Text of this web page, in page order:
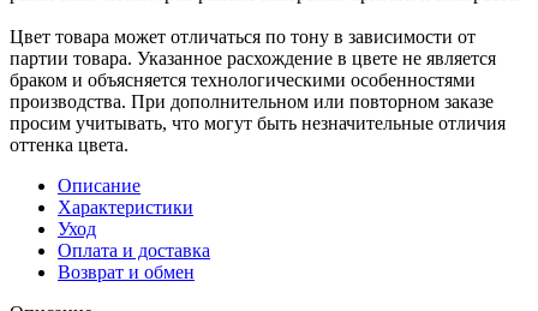
Цвет товара может отличаться по тону в зависимости от
партии товара. Указанное расхождение в цвете не является
браком и объясняется технологическими особенностями
производства. При дополнительном или повторном заказе
просим учитывать, что могут быть незначительные отличия
оттенка цвета.
Описание
Характеристики
Уход
Оплата и доставка
Возврат и обмен